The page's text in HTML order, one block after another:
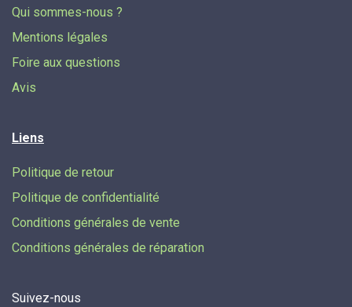
Qui sommes-nous ?
Mentions légales
Foire aux questions
Avis
Liens
Politique de retour
Politique de confidentialité
Conditions générales de vente
Conditions générales de réparation
Suivez-nous